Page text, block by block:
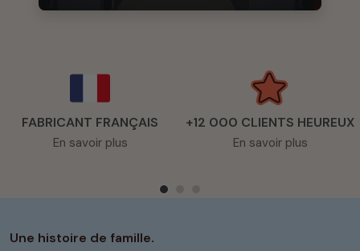
FABRICANT FRANÇAIS
En savoir plus
+12 000 CLIENTS HEUREUX
En savoir plus
Une histoire de famille.